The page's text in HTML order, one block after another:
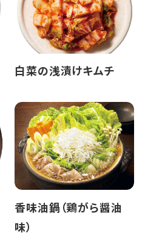
白菜の浅漬けキムチ
香味油鍋（鶏がら醤油
味）